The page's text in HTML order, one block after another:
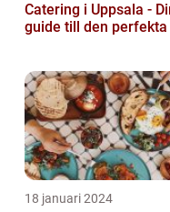
Catering i Uppsala -
guide till den perfekta
18 januari 2024